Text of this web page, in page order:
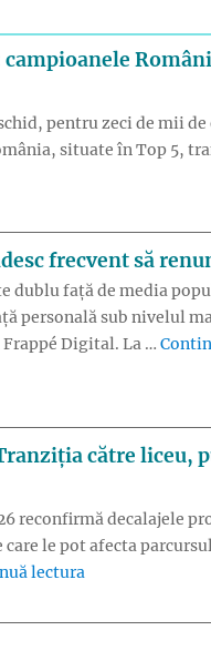
pentru zeci de mii
situate în Top 5,
frecvent să
dublu față de media
personală sub nivelul
Digital. La …
către liceu,
reconfirmă decalajele
le pot afecta
lectura